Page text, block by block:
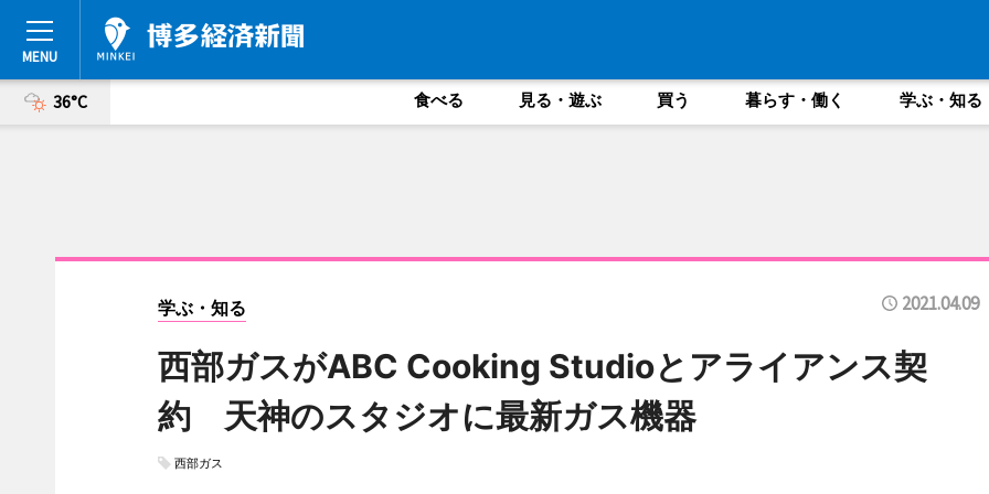
36°C 食べる 見る・遊ぶ 買う 暮らす・働く 学ぶ・知る
学ぶ・知る 2021.04.09
西部ガスがABC Cooking Studioとアライアンス契
約 天神のスタジオに最新ガス機器
西部ガス